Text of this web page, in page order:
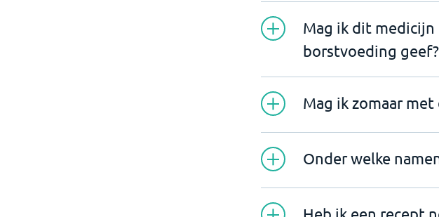
Mag ik dit
borstvoeding geef?
Mag ik zomaar
Onder welke